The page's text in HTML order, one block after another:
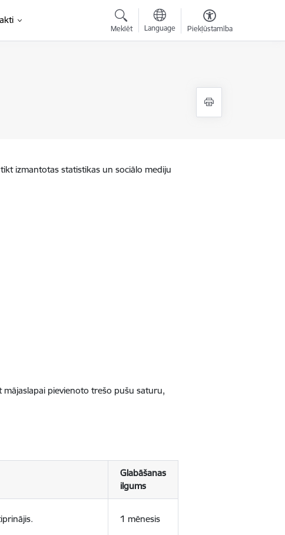
Meklēt Language Piekļūstamība
izmantotas statistikas un sociālo mediju
mājaslapai pievienoto trešo pušu saturu,
Glabāšanas
ilgums
1 mēnesis